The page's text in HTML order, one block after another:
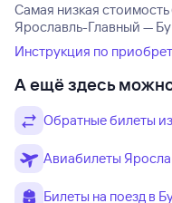
Самая низкая
Ярославль-Главный —
Инструкция по
А ещё здесь
Обратные билеты
Авиабилеты
Билеты на поезд в